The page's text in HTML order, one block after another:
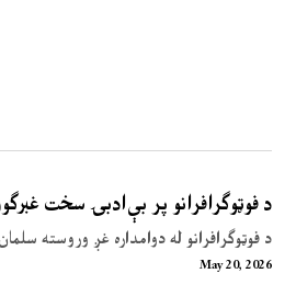
د فوټوګرافرانو پر بې‌ادبۍ سخت
د فوټوګرافرانو له دوامداره غږ وروسته
May 20, 2026